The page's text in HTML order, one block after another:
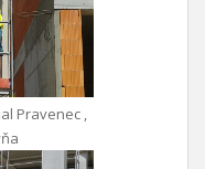
Pravenec ,